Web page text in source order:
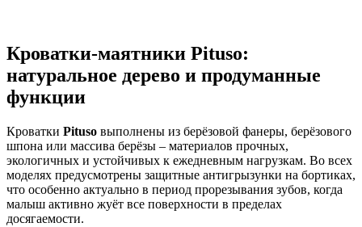
Кроватки-маятники Pituso:
натуральное дерево и продуманные
функции
Кроватки Pituso выполнены из берёзовой фанеры, берёзового
шпона или массива берёзы – материалов прочных,
экологичных и устойчивых к ежедневным нагрузкам. Во всех
моделях предусмотрены защитные антигрызунки на бортиках,
что особенно актуально в период прорезывания зубов, когда
малыш активно жуёт все поверхности в пределах
досягаемости.